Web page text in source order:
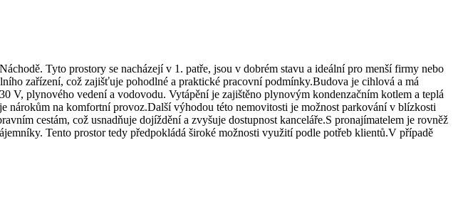
Tyto prostory se nacházejí v 1. patře, jsou v dobrém stavu a ideální pro menší firmy nebo
zařízení, což zajišťuje pohodlné a praktické pracovní podmínky.Budova je cihlová a má
V, plynového vedení a vodovodu. Vytápění je zajištěno plynovým kondenzačním kotlem a teplá
nárokům na komfortní provoz.Další výhodou této nemovitosti je možnost parkování v blízkosti
cestám, což usnadňuje dojíždění a zvyšuje dostupnost kanceláře.​S pronajímatelem je rovněž
Tento prostor tedy předpokládá široké možnosti využití podle potřeb klientů.V případě